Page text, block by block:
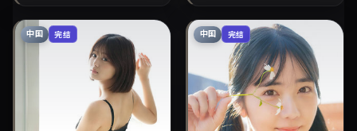
中国 完结 中国 完结